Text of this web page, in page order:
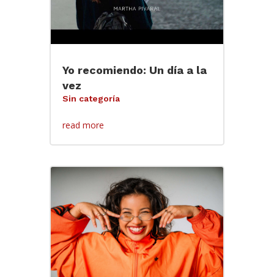
Yo recomiendo: Un día a la
vez
Sin categoría
read more